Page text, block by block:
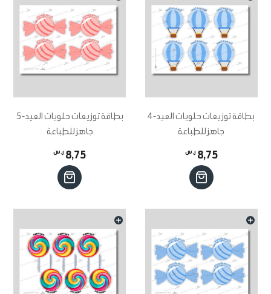
بطاقة توزيعات حلويات العيد-4
جاهز للطباعة
8,75 ر.س
بطاقة توزيعات حلويات العيد-5
جاهز للطباعة
8,75 ر.س